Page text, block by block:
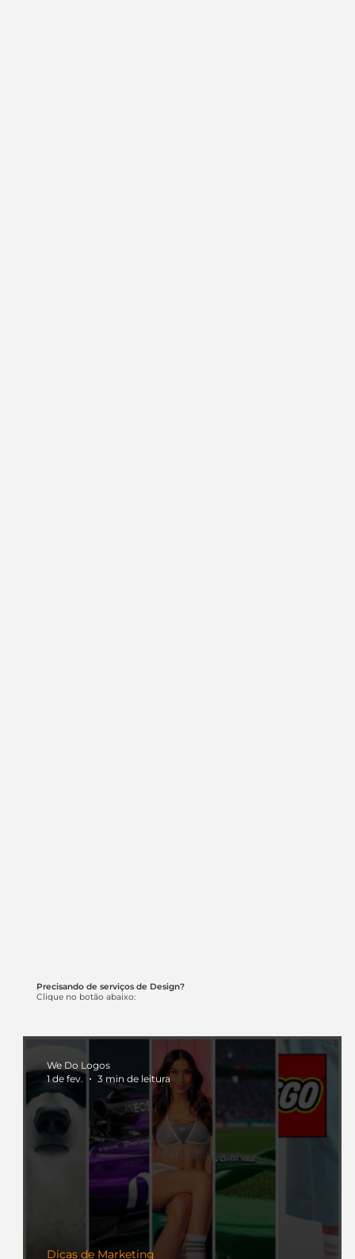
Precisando de serviços de Design?
Clique no botão abaixo:
Dicas de Marketing
We Do Logos
1 de fev.
3 min de leitura